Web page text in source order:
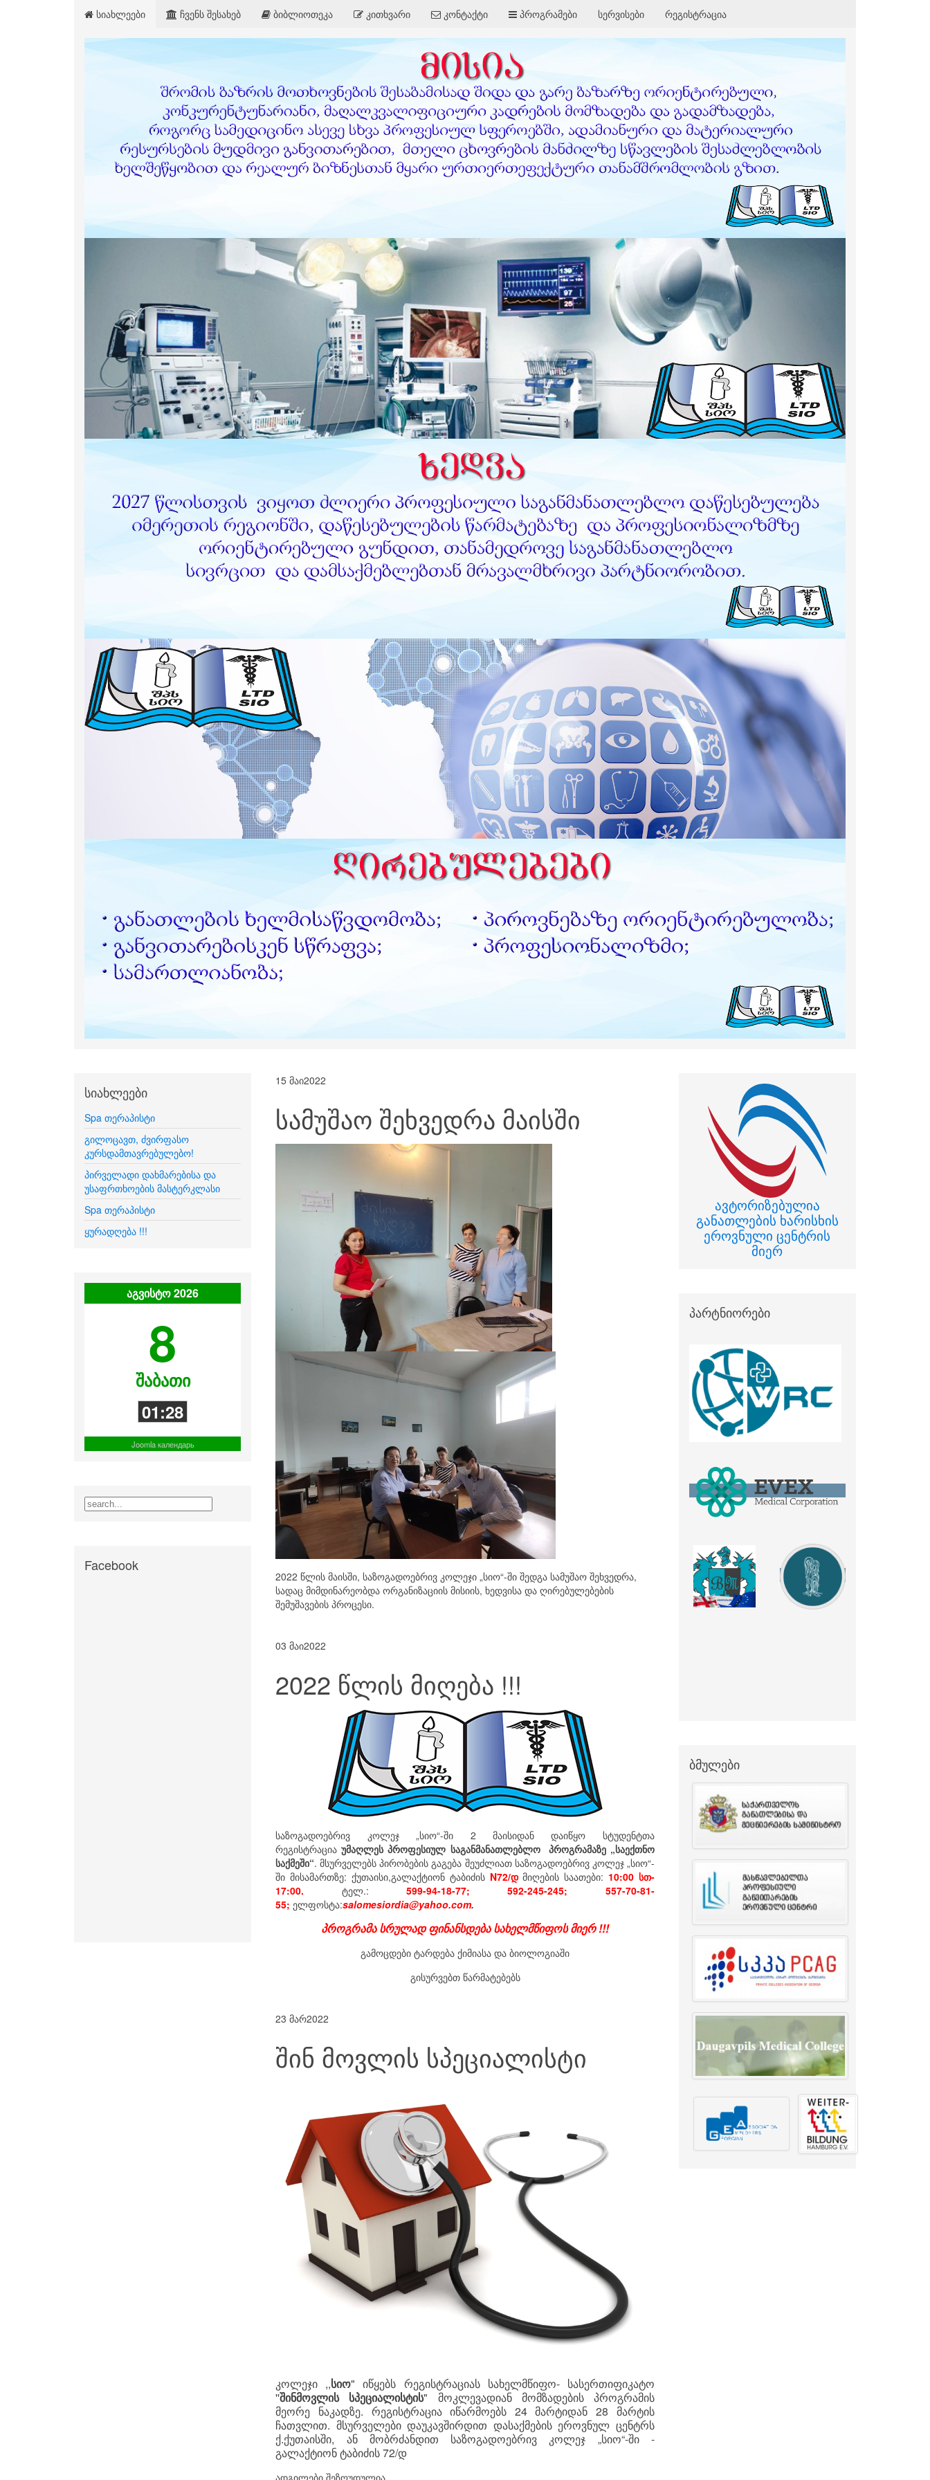
სიახლეები ჩვენს შესახებ ბიბლიოთეკა კითხვარი კონტაქტი პროგრამები სერვისები რეგისტრაცია
15 მაი2022
სამუშაო შეხვედრა მაისში
2022 წლის მაისში, საზოგადოებრივ კოლეჯი „სიო“-ში შედგა სამუშაო შეხვედრა,
სადაც მიმდინარეობდა ორგანიზაციის მისიის, ხედვისა და ღირებულებების
შემუშავების პროცესი.
03 მაი2022
2022 წლის მიღება !!!
საზოგადოებრივ კოლეჯ „სიო“-ში 2 მაისიდან დაიწყო სტუდენტთა
რეგისტრაციაუმაღლეს პროფესიულ საგანმანათლებლო პროგრამაზე „საექთნო
საქმეში“. მსურველებს პირობების გაგება შეუძლიათ საზოგადოებრივ კოლეჯ „სიო“-
ში მისამართზე: ქუთაისი,გალაქტიონ ტაბიძის N72/დმიღების საათები: 10:00 სთ-
17:00. ტელ.: 599-94-18-77; 592-245-245; 557-70-81-
55; ელფოსტა:salomesiordia@yahoo.com.
პროგრამა სრულად ფინანსდება სახელმწიფოს მიერ !!!
გამოცდები ტარდება ქიმიასა და ბიოლოგიაში
გისურვებთ წარმატებებს
23 მარ2022
შინ მოვლის სპეციალისტი
კოლეჯი ,,სიო" იწყებს რეგისტრაციას სახელმწიფო- სასერთიფიკატო
''შინმოვლის სპეციალისტის" მოკლევადიან მომზადების პროგრამის
მეორე ნაკადზე. რეგისტრაცია იწარმოებს 24 მარტიდან 28 მარტის
ჩათვლით. მსურველები დაუკავშირდით დასაქმების ეროვნულ ცენტრს
ქ.ქუთაისში, ან მობრძანდით საზოგადოებრივ კოლეჯ „სიო“-ში -
გალაქტიონ ტაბიძის 72/დ
ავტორიზებულია
განათლების ხარისხის
ეროვნული ცენტრის
მიერ
პარტნიორები
ბმულები
სიახლეები
Spa თერაპისტი
გილოცავთ, ძვირფასო
კურსდამთავრებულებო!
პირველადი დახმარებისა და
უსაფრთხოების მასტერკლასი
Spa თერაპისტი
ყურადღება !!!
აგვისტო 2026
8
შაბათი
01:28
Joomla календарь
Facebook